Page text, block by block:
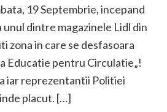
19 Septembrie, incepand
unul dintre magazinele Lidl din
zona in care se desfasoara
Educatie pentru Circulatie„!
iar reprezentantii Politiei
placut. […]